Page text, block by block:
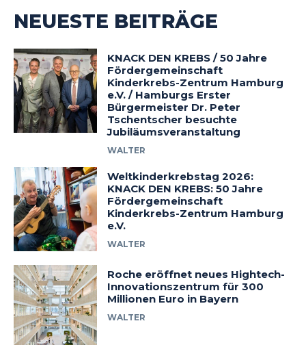
NEUESTE BEITRÄGE
KNACK DEN KREBS / 50 Jahre
Fördergemeinschaft
Kinderkrebs-Zentrum Hamburg
e.V. / Hamburgs Erster
Bürgermeister Dr. Peter
Tschentscher besuchte
Jubiläumsveranstaltung
WALTER
Weltkinderkrebstag 2026:
KNACK DEN KREBS: 50 Jahre
Fördergemeinschaft
Kinderkrebs-Zentrum Hamburg
e.V.
WALTER
Roche eröffnet neues Hightech-
Innovationszentrum für 300
Millionen Euro in Bayern
WALTER